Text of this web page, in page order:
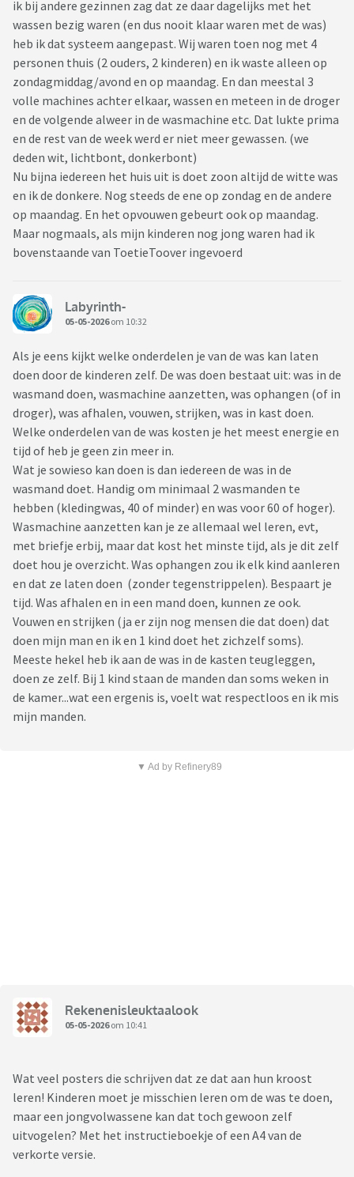
ik bij andere gezinnen zag dat ze daar dagelijks met het
wassen bezig waren (en dus nooit klaar waren met de was)
heb ik dat systeem aangepast. Wij waren toen nog met 4
personen thuis (2 ouders, 2 kinderen) en ik waste alleen op
zondagmiddag/avond en op maandag. En dan meestal 3
volle machines achter elkaar, wassen en meteen in de droger
en de volgende alweer in de wasmachine etc. Dat lukte prima
en de rest van de week werd er niet meer gewassen. (we
deden wit, lichtbont, donkerbont)
Nu bijna iedereen het huis uit is doet zoon altijd de witte was
en ik de donkere. Nog steeds de ene op zondag en de andere
op maandag. En het opvouwen gebeurt ook op maandag.
Maar nogmaals, als mijn kinderen nog jong waren had ik
bovenstaande van ToetieToover ingevoerd
Labyrinth-
05-05-2026om 10:32
Als je eens kijkt welke onderdelen je van de was kan laten
doen door de kinderen zelf. De was doen bestaat uit: was in de
wasmand doen, wasmachine aanzetten, was ophangen (of in
droger), was afhalen, vouwen, strijken, was in kast doen.
Welke onderdelen van de was kosten je het meest energie en
tijd of heb je geen zin meer in.
Wat je sowieso kan doen is dan iedereen de was in de
wasmand doet. Handig om minimaal 2 wasmanden te
hebben (kledingwas, 40 of minder) en was voor 60 of hoger).
Wasmachine aanzetten kan je ze allemaal wel leren, evt,
met briefje erbij, maar dat kost het minste tijd, als je dit zelf
doet hou je overzicht. Was ophangen zou ik elk kind aanleren
en dat ze laten doen (zonder tegenstrippelen). Bespaart je
tijd. Was afhalen en in een mand doen, kunnen ze ook.
Vouwen en strijken (ja er zijn nog mensen die dat doen) dat
doen mijn man en ik en 1 kind doet het zichzelf soms).
Meeste hekel heb ik aan de was in de kasten teugleggen,
doen ze zelf. Bij 1 kind staan de manden dan soms weken in
de kamer...wat een ergenis is, voelt wat respectloos en ik mis
mijn manden.
▼ Ad by Refinery89
Rekenenisleuktaalook
05-05-2026om 10:41
Wat veel posters die schrijven dat ze dat aan hun kroost
leren! Kinderen moet je misschien leren om de was te doen,
maar een jongvolwassene kan dat toch gewoon zelf
uitvogelen? Met het instructieboekje of een A4 van de
verkorte versie.